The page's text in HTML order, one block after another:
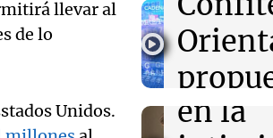
llevar al
de lo
Unidos.
Un hombre se
de ébola más
sin recibir
Cruz
se
Juntos
Episodios
cultural
la
en la
Audio.